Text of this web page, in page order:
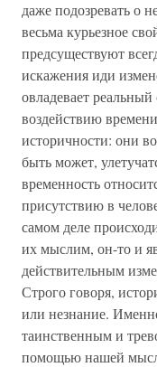
даже подозревать о
весьма курьезное
предсуществуют
искажения иди
овладевает
воздействию
историчности: они
быть может,
временность
присутствию в
самом деле
их мыслим, он-то и
действительным
Строго говоря,
или незнание.
таинственным и
помощью нашей